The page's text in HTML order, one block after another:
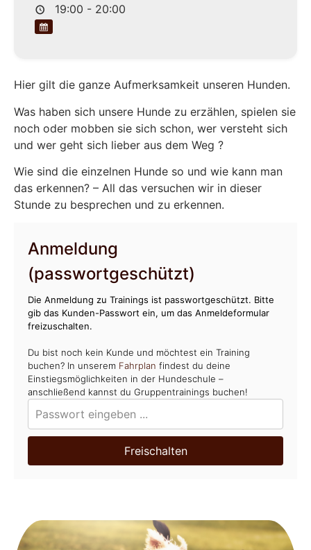
19:00 - 20:00
Hier gilt die ganze Aufmerksamkeit unseren Hunden.
Was haben sich unsere Hunde zu erzählen, spielen sie
noch oder mobben sie sich schon, wer versteht sich
und wer geht sich lieber aus dem Weg ?
Wie sind die einzelnen Hunde so und wie kann man
das erkennen? – All das versuchen wir in dieser
Stunde zu besprechen und zu erkennen.
Anmeldung
(passwortgeschützt)
Die Anmeldung zu Trainings ist passwortgeschützt. Bitte
gib das Kunden-Passwort ein, um das Anmeldeformular
freizuschalten.
Du bist noch kein Kunde und möchtest ein Training
buchen? In unserem Fahrplan findest du deine
Einstiegsmöglichkeiten in der Hundeschule –
anschließend kannst du Gruppentrainings buchen!
Freischalten